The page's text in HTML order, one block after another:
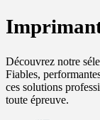
Découvrez notre
Fiables,
ces solutions
toute épreuve.